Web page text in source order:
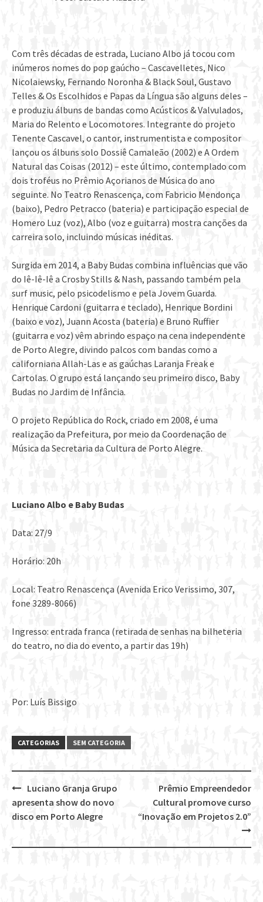
Com três décadas de estrada, Luciano Albo já tocou com
inúmeros nomes do pop gaúcho – Cascavelletes, Nico
Nicolaiewsky, Fernando Noronha & Black Soul, Gustavo
Telles & Os Escolhidos e Papas da Língua são alguns deles –
e produziu álbuns de bandas como Acústicos & Valvulados,
Maria do Relento e Locomotores. Integrante do projeto
Tenente Cascavel, o cantor, instrumentista e compositor
lançou os álbuns solo Dossiê Camaleão (2002) e A Ordem
Natural das Coisas (2012) – este último, contemplado com
dois troféus no Prêmio Açorianos de Música do ano
seguinte. No Teatro Renascença, com Fabricio Mendonça
(baixo), Pedro Petracco (bateria) e participação especial de
Homero Luz (voz), Albo (voz e guitarra) mostra canções da
carreira solo, incluindo músicas inéditas.
Surgida em 2014, a Baby Budas combina influências que vão
do Iê-Iê-Iê a Crosby Stills & Nash, passando também pela
surf music, pelo psicodelismo e pela Jovem Guarda.
Henrique Cardoni (guitarra e teclado), Henrique Bordini
(baixo e voz), Juann Acosta (bateria) e Bruno Ruffier
(guitarra e voz) vêm abrindo espaço na cena independente
de Porto Alegre, divindo palcos com bandas como a
californiana Allah-Las e as gaúchas Laranja Freak e
Cartolas. O grupo está lançando seu primeiro disco, Baby
Budas no Jardim de Infância.
O projeto República do Rock, criado em 2008, é uma
realização da Prefeitura, por meio da Coordenação de
Música da Secretaria da Cultura de Porto Alegre.
Luciano Albo e Baby Budas
Data: 27/9
Horário: 20h
Local: Teatro Renascença (Avenida Erico Verissimo, 307,
fone 3289-8066)
Ingresso: entrada franca (retirada de senhas na bilheteria
do teatro, no dia do evento, a partir das 19h)
Por: Luís Bissigo
CATEGORIAS SEM CATEGORIA
Post
navigation
Prêmio Empreendedor
Cultural promove curso
“Inovação em Projetos 2.0”
Luciano Granja Grupo
apresenta show do novo
disco em Porto Alegre